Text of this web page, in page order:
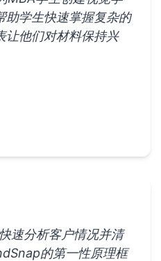
助学生快速掌握复杂的
让他们对材料保持兴
速分析客户情况并清
的第一性原理框